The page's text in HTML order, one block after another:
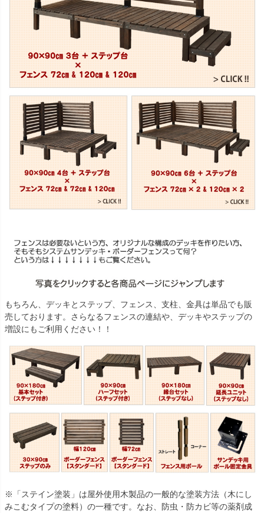
もちろん、デッキとステップ、フェンス、支柱、金具は単品でも販
売しております。さらなるフェンスの連結や、デッキやステップの
増設にもご利用ください！！
※「ステイン塗装」は屋外使用木製品の一般的な塗装方法（木にし
みこむタイプの塗料）の一種です。なお、防虫・防カビ等の薬剤成